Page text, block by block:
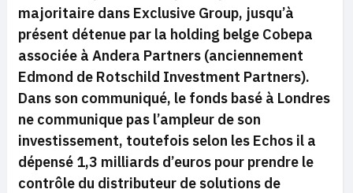
majoritaire dans Exclusive Group, jusqu’à
présent détenue par la holding belge Cobepa
associée à Andera Partners (anciennement
Edmond de Rotschild Investment Partners).
Dans son communiqué, le fonds basé à Londres
ne communique pas l’ampleur de son
investissement, toutefois selon les Echos il a
dépensé 1,3 milliards d’euros pour prendre le
contrôle du distributeur de solutions de